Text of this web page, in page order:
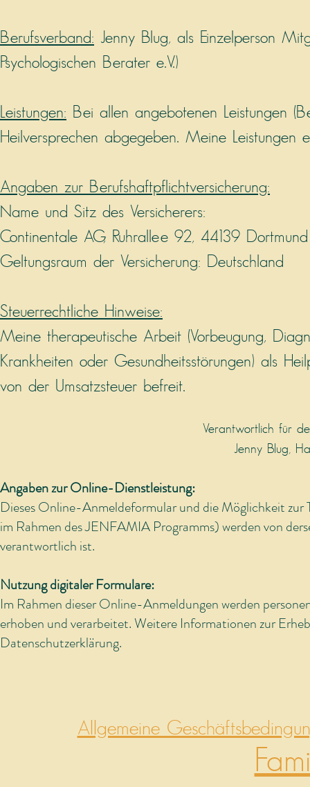
Berufsverband: Jenny Blug, als Einzelperson
Psychologischen Berater e.V.)
Leistungen: Bei allen angebotenen Leistungen
Heilversprechen abgegeben. Meine
Angaben zur Berufshaftpflichtversicherung:
Name und Sitz des Versicherers:
Continentale AG, Ruhrallee 92, 44139 Dortmund
Geltungsraum der Versicherung: Deutschland
Steuerrechtliche Hinweise:
Meine therapeutische Arbeit (Vorbeugung,
Krankheiten oder Gesundheitsstörungen) als
von der Umsatzsteuer befreit.
Verantwortlich für
Jenny Blug,
Angaben zur Online-Dienstleistung:
Dieses Online-Anmeldeformular und die Möglichkeit
im Rahmen des JENFAMIA Programms) werden von
verantwortlich ist.
Nutzung digitaler Formulare:
Im Rahmen dieser Online-Anmeldungen werden
erhoben und verarbeitet. Weitere Informationen zur
Datenschutzerklärung.
Allgemeine